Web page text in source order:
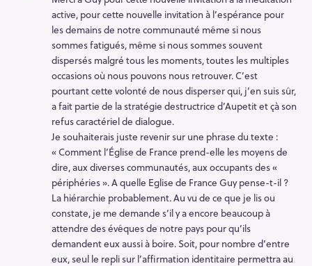
active, pour cette nouvelle invitation à l’espérance pour
les demains de notre communauté même si nous
sommes fatigués, même si nous sommes souvent
dispersés malgré tous les moments, toutes les multiples
occasions où nous pouvons nous retrouver. C’est
pourtant cette volonté de nous disperser qui, j’en suis sûr,
a fait partie de la stratégie destructrice d’Aupetit et çà son
refus caractériel de dialogue.
Je souhaiterais juste revenir sur une phrase du texte :
« Comment l’Église de France prend-elle les moyens de
dire, aux diverses communautés, aux occupants des «
périphéries ». A quelle Eglise de France Guy pense-t-il ?
La hiérarchie probablement. Au vu de ce que je lis ou
constate, je me demande s’il y a encore beaucoup à
attendre des évêques de notre pays pour qu’ils
demandent eux aussi à boire. Soit, pour nombre d’entre
eux, seul le repli sur l’affirmation identitaire permettra au